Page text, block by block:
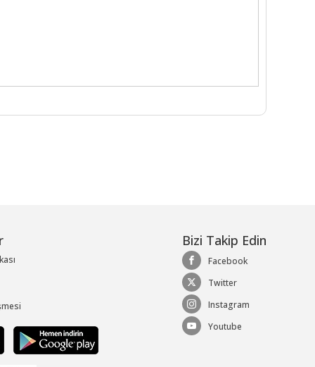
Bizi Takip Edin
Facebook
Twitter
Instagram
Youtube